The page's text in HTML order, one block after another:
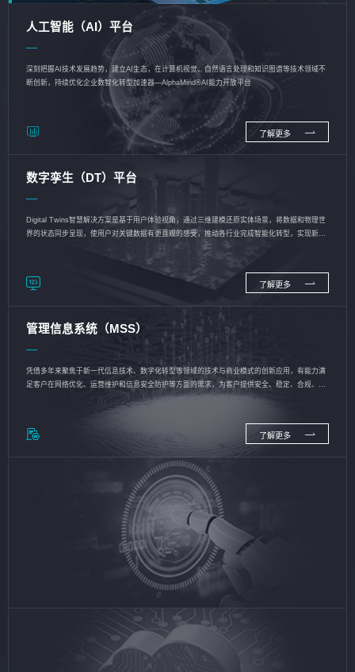
人工智能（AI）平台
深刻把握AI技术发展趋势，建立AI生态，在计算机视觉、自然语言处理和知识图谱等技术领域不
断创新，持续优化企业数智化转型加速器—AlphaMind®AI能力开放平台
了解更多
数字孪生（DT）平台
Digital Twins智慧解决方案是基于用户体验视角，通过三维建模还原实体场景，将数据和物理世
界的状态同步呈现，使用户对关键数据有更直观的感受，推动各行业完成智能化转型，实现新旧
了解更多
管理信息系统（MSS）
凭借多年来聚焦于新一代信息技术、数字化转型等领域的技术与商业模式的创新应用，有能力满
足客户在网络优化、运营维护和信息安全防护等方面的需求，为客户提供安全、稳定、合规、持
了解更多